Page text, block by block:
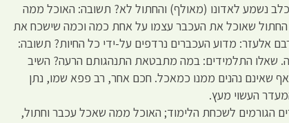
נשמע לאדונו (מאולף) והחתול לא? תשובה: האוכל ממה
החתול שאוכל את העכבר עצמו על אחת כמה וכמה שישכח את
אלעזר: מדוע העכברים נרדפים על-ידי כל החיות? תשובה:
שאלו התלמידים: במה מתבטאת התנהגותם הרעה? השיב
שאינם נהנים ממנו כמאכל. חכם אחר, רב פפא שמו, נתן
העשוי מעץ.
הגורמים לשכחת הלימוד; האוכל ממה שאכל עכבר וחתול,